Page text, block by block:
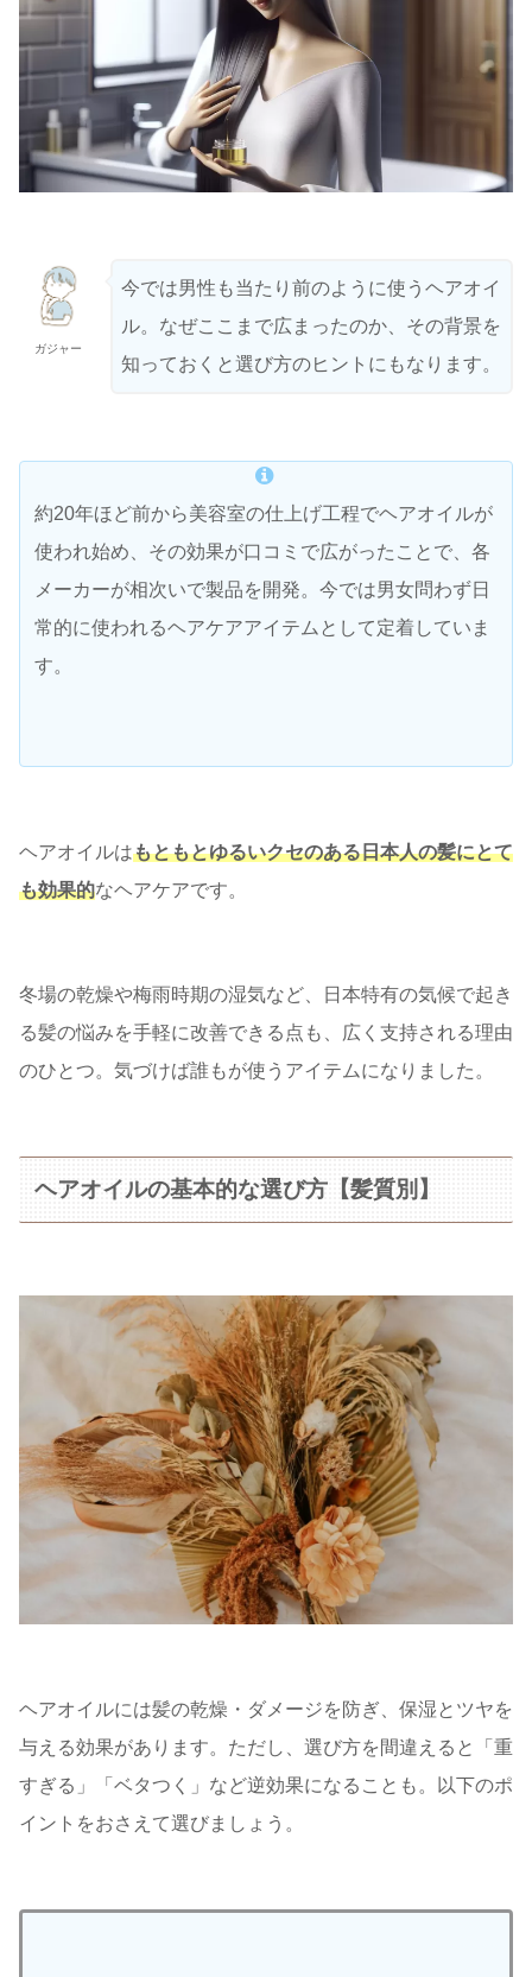
ガジャー
今では男性も当たり前のように使うヘアオイ
ル。なぜここまで広まったのか、その背景を
知っておくと選び方のヒントにもなります。
約20年ほど前から美容室の仕上げ工程でヘアオイルが
使われ始め、その効果が口コミで広がったことで、各
メーカーが相次いで製品を開発。今では男女問わず日
常的に使われるヘアケアアイテムとして定着していま
す。
ヘアオイルはもともとゆるいクセのある日本人の髪にとて
も効果的なヘアケアです。
冬場の乾燥や梅雨時期の湿気など、日本特有の気候で起き
る髪の悩みを手軽に改善できる点も、広く支持される理由
のひとつ。気づけば誰もが使うアイテムになりました。
ヘアオイルの基本的な選び方【髪質別】
ヘアオイルには髪の乾燥・ダメージを防ぎ、保湿とツヤを
与える効果があります。ただし、選び方を間違えると「重
すぎる」「ベタつく」など逆効果になることも。以下のポ
イントをおさえて選びましょう。